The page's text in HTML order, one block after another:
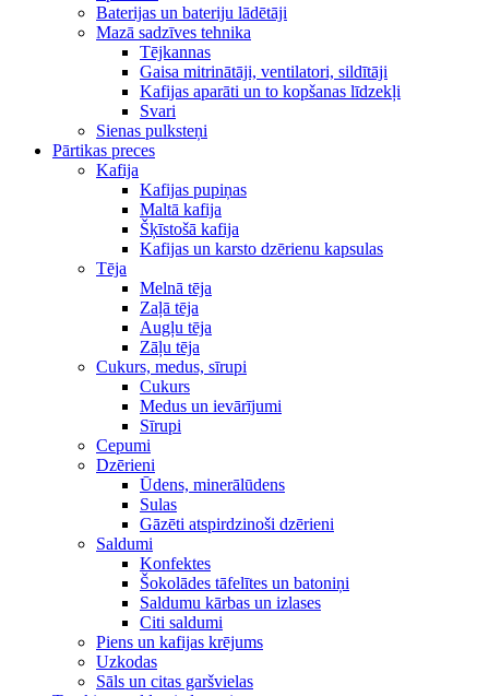
Baterijas un bateriju lādētāji
Mazā sadzīves tehnika
Tējkannas
Gaisa mitrinātāji, ventilatori, sildītāji
Kafijas aparāti un to kopšanas līdzekļi
Svari
Sienas pulksteņi
Pārtikas preces
Kafija
Kafijas pupiņas
Maltā kafija
Šķīstošā kafija
Kafijas un karsto dzērienu kapsulas
Tēja
Melnā tēja
Zaļā tēja
Augļu tēja
Zāļu tēja
Cukurs, medus, sīrupi
Cukurs
Medus un ievārījumi
Sīrupi
Cepumi
Dzērieni
Ūdens, minerālūdens
Sulas
Gāzēti atspirdzinoši dzērieni
Saldumi
Konfektes
Šokolādes tāfelītes un batoniņi
Saldumu kārbas un izlases
Citi saldumi
Piens un kafijas krējums
Uzkodas
Sāls un citas garšvielas